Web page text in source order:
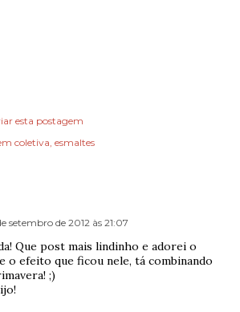
esta postagem
coletiva esmaltes
setembro de 2012 às 21:07
Que post mais lindinho e adorei o
o efeito que ficou nele, tá combinando
;)